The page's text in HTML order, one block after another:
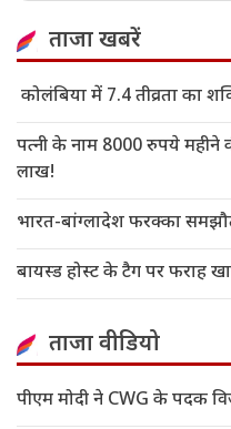
ताजा खबरें
कोलंबिया में 7.4 तीव्रता का
पत्नी के नाम 8000 रुपये
लाख!
भारत-बांग्लादेश फरक्का
बायस्ड होस्ट के टैग पर फराह
ताजा वीडियो
पीएम मोदी ने CWG के पदक